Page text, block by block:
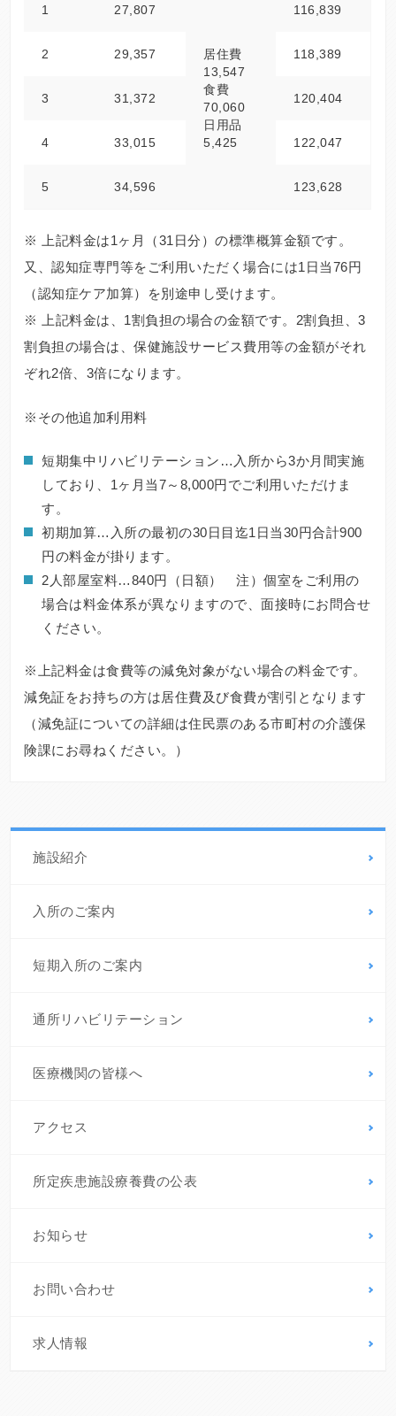
1 27,807
居住費
13,547
食費
70,060
日用品
5,425
116,839
2 29,357 118,389
3 31,372 120,404
4 33,015 122,047
5 34,596 123,628
※ 上記料金は1ヶ月（31日分）の標準概算金額です。
又、認知症専門等をご利用いただく場合には1日当76円
（認知症ケア加算）を別途申し受けます。
※ 上記料金は、1割負担の場合の金額です。2割負担、3
割負担の場合は、保健施設サービス費用等の金額がそれ
ぞれ2倍、3倍になります。
※その他追加利用料
短期集中リハビリテーション…入所から3か月間実施
しており、1ヶ月当7～8,000円でご利用いただけま
す。
初期加算…入所の最初の30日目迄1日当30円合計900
円の料金が掛ります。
2人部屋室料…840円（日額） 注）個室をご利用の
場合は料金体系が異なりますので、面接時にお問合せ
ください。
※上記料金は食費等の減免対象がない場合の料金です。
減免証をお持ちの方は居住費及び食費が割引となります
（減免証についての詳細は住民票のある市町村の介護保
険課にお尋ねください。）
施設紹介
入所のご案内
短期入所のご案内
通所リハビリテーション
医療機関の皆様へ
アクセス
所定疾患施設療養費の公表
お知らせ
お問い合わせ
求人情報